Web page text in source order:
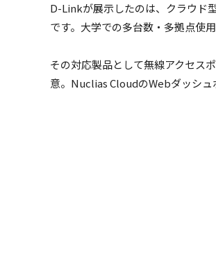
D-Linkが展示したのは、クラウド
です。大学での多台数・多拠点使
その対応製品として無線アクセス
意。Nuclias CloudのWebダッシュ